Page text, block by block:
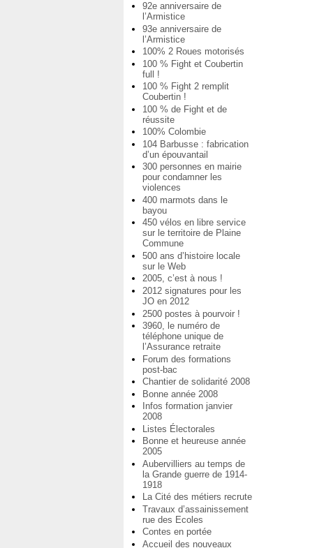
92e anniversaire de
l’Armistice
93e anniversaire de
l’Armistice
100% 2 Roues motorisés
100 % Fight et Coubertin
full !
100 % Fight 2 remplit
Coubertin !
100 % de Fight et de
réussite
100% Colombie
104 Barbusse : fabrication
d’un épouvantail
300 personnes en mairie
pour condamner les
violences
400 marmots dans le
bayou
450 vélos en libre service
sur le territoire de Plaine
Commune
500 ans d’histoire locale
sur le Web
2005, c’est à nous !
2012 signatures pour les
JO en 2012
2500 postes à pourvoir !
3960, le numéro de
téléphone unique de
l’Assurance retraite
Forum des formations
post-bac
Chantier de solidarité 2008
Bonne année 2008
Infos formation janvier
2008
Listes Électorales
Bonne et heureuse année
2005
Aubervilliers au temps de
la Grande guerre de 1914-
1918
La Cité des métiers recrute
Travaux d’assainissement
rue des Ecoles
Contes en portée
Accueil des nouveaux